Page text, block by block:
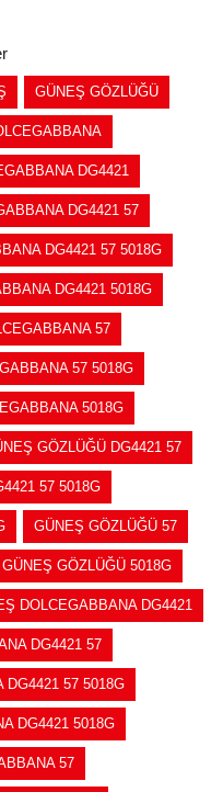
GÜNEŞ GÖZLÜĞÜ
DG4421
DG4421 57
DG4421 57 5018G
DG4421 5018G
57
57 5018G
5018G
GÖZLÜĞÜ DG4421 57
57 5018G
GÜNEŞ GÖZLÜĞÜ 57
GÜNEŞ GÖZLÜĞÜ 5018G
DOLCEGABBANA DG4421
DG4421 57
DG4421 57 5018G
DG4421 5018G
57